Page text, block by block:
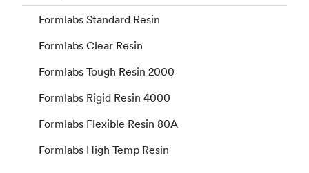
Formlabs Standard Resin
Formlabs Clear Resin
Formlabs Tough Resin 2000
Formlabs Rigid Resin 4000
Formlabs Flexible Resin 80A
Formlabs High Temp Resin